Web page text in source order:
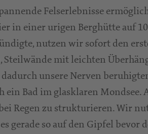
Felserlebnisse
in einer urigen Berghütte auf
nutzen wir sofort den
mit leichten
unsere Nerven
Bad im glasklaren Mondsee.
Regen zu strukturieren. Wir
gerade so auf den Gipfel bevor